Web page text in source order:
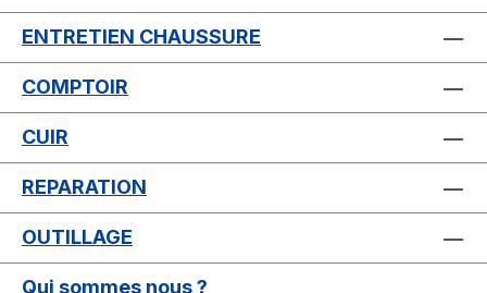
ENTRETIEN CHAUSSURE
COMPTOIR
CUIR
REPARATION
OUTILLAGE
Qui sommes nous ?